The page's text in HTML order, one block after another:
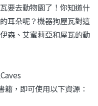
要去動物園了！你知道什
耳朵呢？機器狗屋瓦對這
森、艾蜜莉亞和屋瓦的動
，即可使用以下資源：